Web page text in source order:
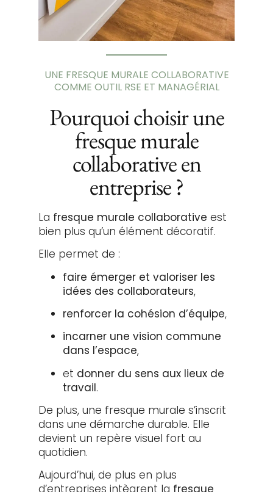
UNE FRESQUE MURALE COLLABORATIVE
COMME OUTIL RSE ET MANAGÉRIAL
Pourquoi choisir une
fresque murale
collaborative en
entreprise ?
La fresque murale collaborative est
bien plus qu’un élément décoratif.
Elle permet de :
faire émerger et valoriser les
idées des collaborateurs,
renforcer la cohésion d’équipe,
incarner une vision commune
dans l’espace,
et donner du sens aux lieux de
travail.
De plus, une fresque murale s’inscrit
dans une démarche durable. Elle
devient un repère visuel fort au
quotidien.
Aujourd’hui, de plus en plus